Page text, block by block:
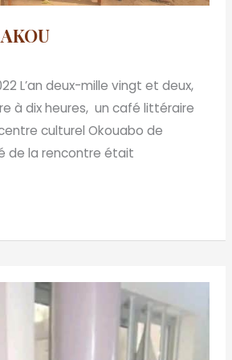
L’an deux-mille vingt et deux,
à dix heures, un café littéraire
culturel Okouabo de
de la rencontre était